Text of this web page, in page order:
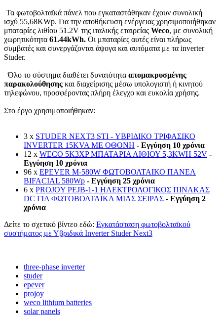
Τα φωτοβολταϊκά πάνελ που εγκαταστάθηκαν έχουν συνολική
ισχύ 55,68KWp. Για την αποθήκευση ενέργειας χρησιμοποιήθηκαν
μπαταρίες λιθίου 51.2V της ιταλικής εταιρείας Weco, με συνολική
χωρητικότητα 61.44kWh. Οι μπαταρίες αυτές είναι πλήρως
συμβατές και συνεργάζονται άψογα και αυτόματα με τα inverter
Studer.
Όλο το σύστημα διαθέτει δυνατότητα απομακρυσμένης
παρακολούθησης και διαχείρισης μέσω υπολογιστή ή κινητού
τηλεφώνου, προσφέροντας πλήρη έλεγχο και ευκολία χρήσης.
Στο έργο χρησιμοποιήθηκαν:
3 x STUDER NEXT3 STI - ΥΒΡΙΔΙΚΟ ΤΡΙΦΑΣΙΚΟ
INVERTER 15KVA ΜΕ ΟΘOΝΗ - Εγγύηση 10 χρόνια
12 x WECO 5K3XP ΜΠΑΤΑΡΙΑ ΛΙΘΙΟΥ 5,3KWH 52V -
Εγγύηση 10 χρόνια
96 x EPEVER M-580W ΦΩΤΟΒΟΛΤΑΙΚΟ ΠΑΝΕΛ
BIFACIAL 580Wp - Εγγύηση 25 χρόνια
6 x PROJOY PEJB-1-1 ΗΛΕΚΤΡΟΛΟΓΙΚΟΣ ΠΙΝΑΚΑΣ
DC ΓΙΑ ΦΩΤΟΒΟΛΤΑΪΚΑ ΜΙΑΣ ΣΕΙΡΑΣ - Εγγύηση 2
χρόνια
Δείτε το σχετικό βίντεο εδώ: Εγκατάσταση φωτοβολταϊκού
συστήματος με Υβριδικά Inverter Studer Next3
three-phase inverter
studer
epever
projoy
weco lithium batteries
solar panels